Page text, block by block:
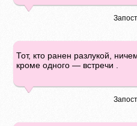
Тот, кто ранен разлукой,
кроме одного — встречи .